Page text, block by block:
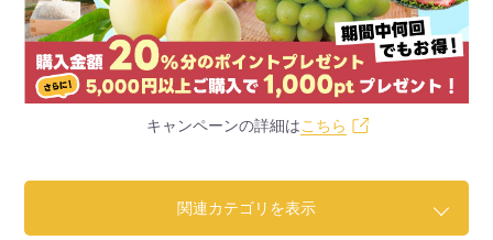
キャンペーンの詳細はこちら
関連カテゴリを表示